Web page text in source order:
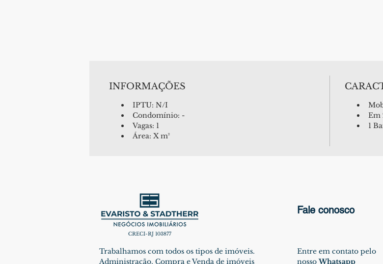
INFORMAÇÕES
IPTU: N/I
Condomínio: -
Vagas: 1
Área: X m²
Em
1
CRECI-RJ 103877
Trabalhamos com todos os tipos de imóveis.
Administração, Compra e Venda de imóveis
Fale conosco
Entre em contato pelo
nossoWhatsapp